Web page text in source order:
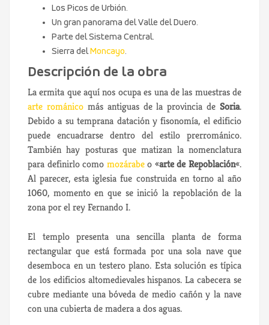
Los Picos de Urbión.
Un gran panorama del Valle del Duero.
Parte del Sistema Central.
Sierra delMoncayo.
Descripción de la obra
La ermita que aquí nos ocupa es una de las muestras de
arte románicomás antiguas de la provincia de Soria.
Debido a su temprana datación y fisonomía, el edificio
puede encuadrarse dentro del estilo prerrománico.
También hay posturas que matizan la nomenclatura
para definirlo como mozárabeo «arte de Repoblación«.
Al parecer, esta iglesia fue construida en torno al año
1060, momento en que se inició la repoblación de la
zona por el rey Fernando I.
El templo presenta una sencilla planta de forma
rectangular que está formada por una sola nave que
desemboca en un testero plano. Esta solución es típica
de los edificios altomedievales hispanos. La cabecera se
cubre mediante una bóveda de medio cañón y la nave
con una cubierta de madera a dos aguas.